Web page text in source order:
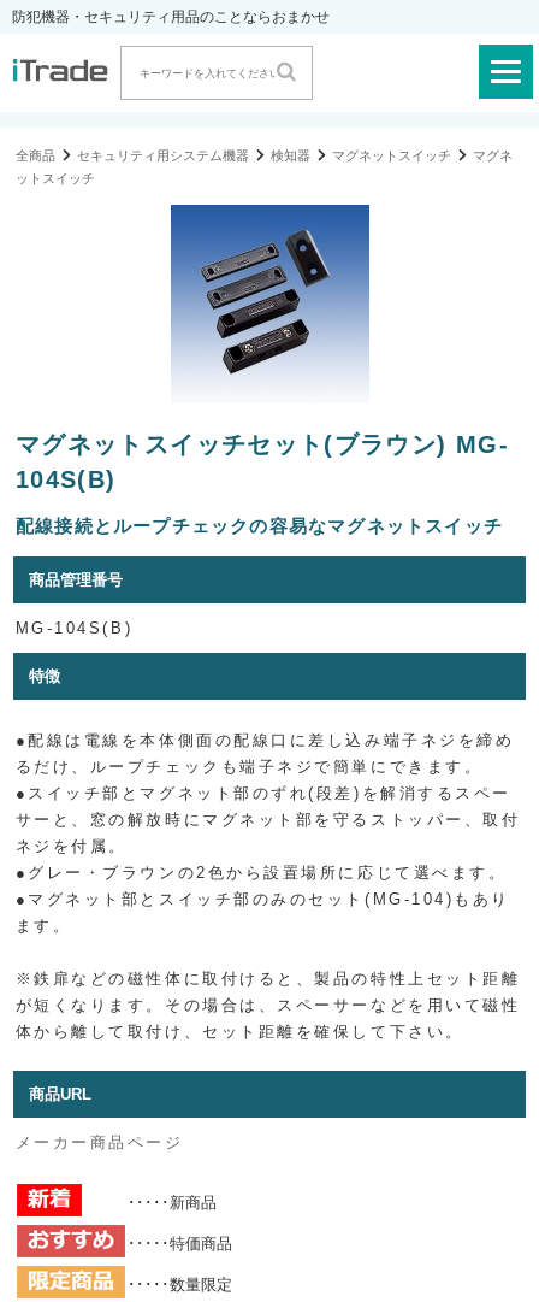
防犯機器・セキュリティ用品のことならおまかせ
全商品 セキュリティ用システム機器 検知器 マグネットスイッチ
マグネ
ットスイッチ
マグネットスイッチセット(ブラウン) MG-
104S(B)
配線接続とループチェックの容易なマグネットスイッチ
商品管理番号
MG-104S(B)
特徴
●配線は電線を本体側面の配線口に差し込み端子ネジを締め
るだけ、ループチェックも端子ネジで簡単にできます。
●スイッチ部とマグネット部のずれ(段差)を解消するスペー
サーと、窓の解放時にマグネット部を守るストッパー、取付
ネジを付属。
●グレー・ブラウンの2色から設置場所に応じて選べます。
●マグネット部とスイッチ部のみのセット(MG-104)もあり
ます。
※鉄扉などの磁性体に取付けると、製品の特性上セット距離
が短くなります。その場合は、スペーサーなどを用いて磁性
体から離して取付け、セット距離を確保して下さい。
商品URL
メーカー商品ページ
･････新商品
･････特価商品
･････数量限定